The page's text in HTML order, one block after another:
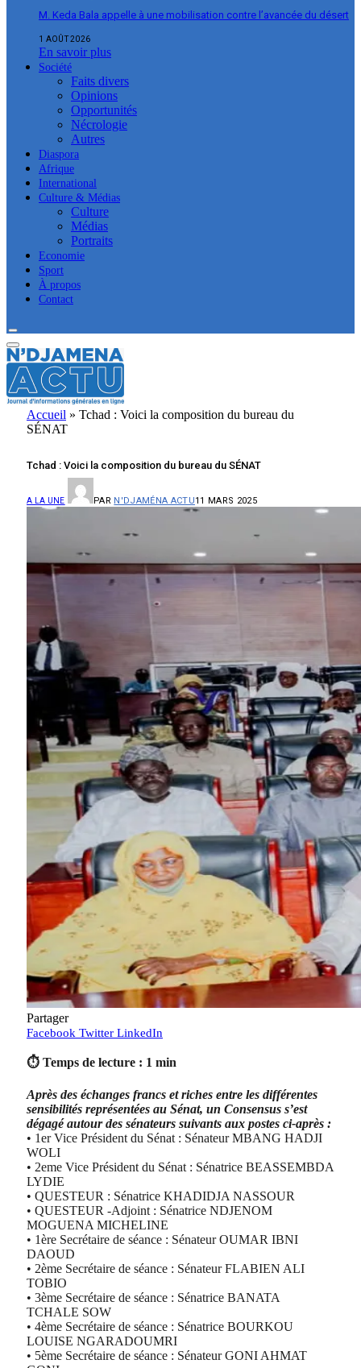
M. Keda Bala appelle à une mobilisation contre l’avancée du désert
1 AOÛT 2026
En savoir plus
Société
Faits divers
Opinions
Opportunités
Nécrologie
Autres
Diaspora
Afrique
International
Culture & Médias
Culture
Médias
Portraits
Economie
Sport
À propos
Contact
Accueil » Tchad : Voici la composition du bureau du
SÉNAT
Tchad : Voici la composition du bureau du SÉNAT
A LA UNE PAR N'DJAMÉNA ACTU11 MARS 2025
Partager
Facebook Twitter LinkedIn
⏱ Temps de lecture : 1 min
Après des échanges francs et riches entre les différentes
sensibilités représentées au Sénat, un Consensus s’est
dégagé autour des sénateurs suivants aux postes ci-après :
• 1er Vice Président du Sénat : Sénateur MBANG HADJI
WOLI
• 2eme Vice Président du Sénat : Sénatrice BEASSEMBDA
LYDIE
• QUESTEUR : Sénatrice KHADIDJA NASSOUR
• QUESTEUR -Adjoint : Sénatrice NDJENOM
MOGUENA MICHELINE
• 1ère Secrétaire de séance : Sénateur OUMAR IBNI
DAOUD
• 2ème Secrétaire de séance : Sénateur FLABIEN ALI
TOBIO
• 3ème Secrétaire de séance : Sénatrice BANATA
TCHALE SOW
• 4ème Secrétaire de séance : Sénatrice BOURKOU
LOUISE NGARADOUMRI
• 5ème Secrétaire de séance : Sénateur GONI AHMAT